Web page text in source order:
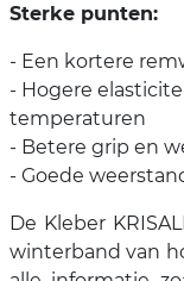
Sterke punten:
- Een kortere
- Hogere
temperaturen
- Betere grip en
- Goede
De Kleber
winterband van